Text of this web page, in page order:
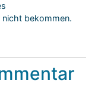
bekommen.